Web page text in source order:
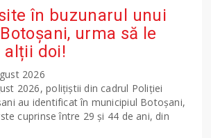
în buzunarul unui
urma să le
doi!
2026
2026, polițiștii din cadrul Poliției
au identificat în municipiul Botoșani,
cuprinse între 29 și 44 de ani, din